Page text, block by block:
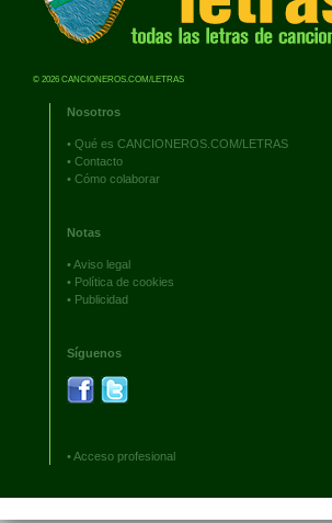
© 2026 CANCIONEROS.COM/LETRAS
Nosotros
• Qué es CANCIONEROS.COM/LETRAS
• Contacto
• Cómo colaborar
Notas
•Aviso legal
• Política de cookies
• Publicidad
Síguenos
•Acceso profesional